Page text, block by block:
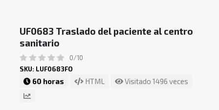
UF0683 Traslado del paciente al centro
sanitario
0/10
SKU: LUF0683FO
60 horas HTML Visitado 1496 veces